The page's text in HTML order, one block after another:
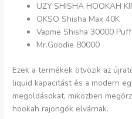
UZY SHISHA HOOKAH
OKSO Shisha Max 40K
Vapme Shisha 30000 Puff
Mr.Goodie 80000
Ezek a termékek ötvözik az
liquid kapacitást és a modern
megoldásokat, miközben
hookah rajongók elvárnak.